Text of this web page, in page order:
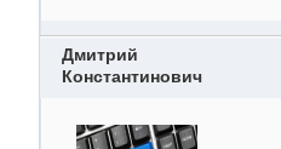
Дмитрий
Константинович